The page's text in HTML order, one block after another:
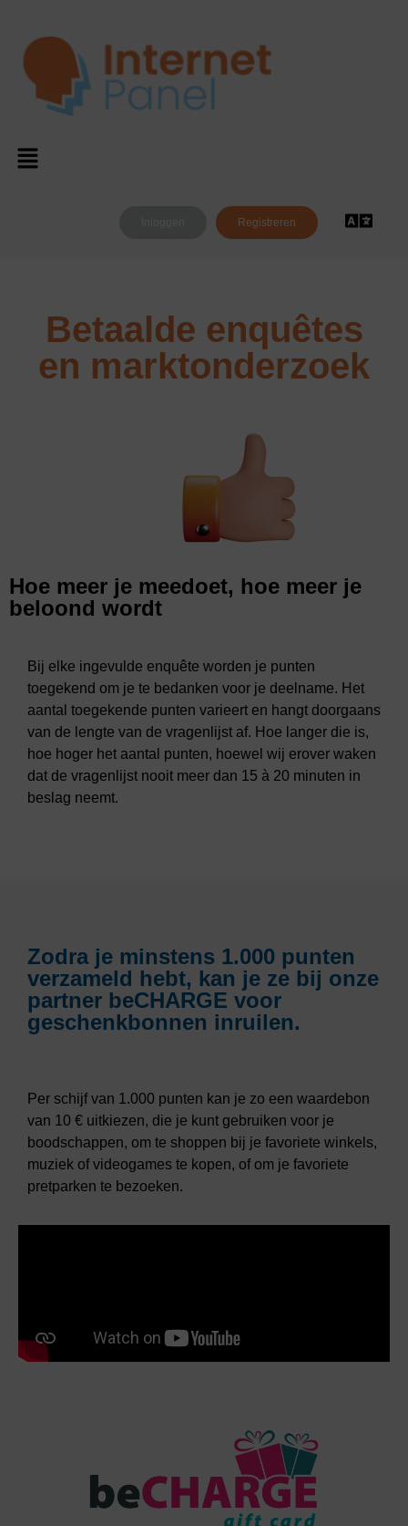
Registreren
Betaalde enquêtes
en marktonderzoek
Hoe meer je meedoet, hoe meer je
beloond wordt
Bij elke ingevulde enquête worden je punten
toegekend om je te bedanken voor je deelname. Het
aantal toegekende punten varieert en hangt doorgaans
van de lengte van de vragenlijst af. Hoe langer die is,
hoe hoger het aantal punten, hoewel wij erover waken
dat de vragenlijst nooit meer dan 15 à 20 minuten in
beslag neemt.
Zodra je minstens 1.000 punten
verzameld hebt, kan je ze bij onze
partner beCHARGE voor
geschenkbonnen inruilen.
Per schijf van 1.000 punten kan je zo een waardebon
van 10 € uitkiezen, die je kunt gebruiken voor je
boodschappen, om te shoppen bij je favoriete winkels,
muziek of videogames te kopen, of om je favoriete
pretparken te bezoeken.